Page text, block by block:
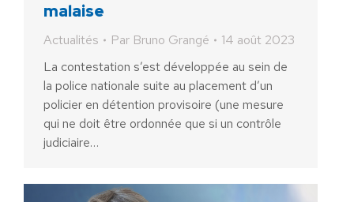
malaise
Actualités Par Bruno Grangé
14 août 2023
La contestation s’est développée au sein de
la police nationale suite au placement d’un
policier en détention provisoire (une mesure
qui ne doit être ordonnée que si un contrôle
judiciaire…